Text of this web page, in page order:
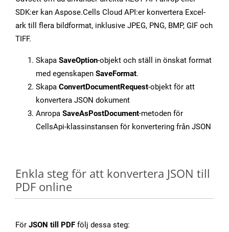
SDK:er kan Aspose.Cells Cloud API:er konvertera Excel-
ark till flera bildformat, inklusive JPEG, PNG, BMP, GIF och
TIFF.
Skapa SaveOption-objekt och ställ in önskat format
med egenskapen SaveFormat.
Skapa ConvertDocumentRequest-objekt för att
konvertera JSON dokument
Anropa SaveAsPostDocument-metoden för
CellsApi-klassinstansen för konvertering från JSON
Enkla steg för att konvertera JSON till
PDF online
För JSON till PDF följ dessa steg: